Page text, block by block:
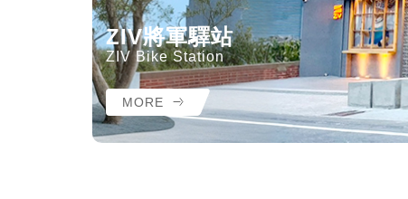
ZIV將軍驛站
ZIV Bike Station
MORE